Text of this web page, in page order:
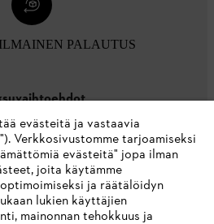
PALAUTUS
evästeitä ja vastaavia
Verkkosivustomme tarjoamiseksi
evästeitä" jopa ilman
joita käytämme
ja räätälöidyn
lukien käyttäjien
mainonnan tehokkuus ja